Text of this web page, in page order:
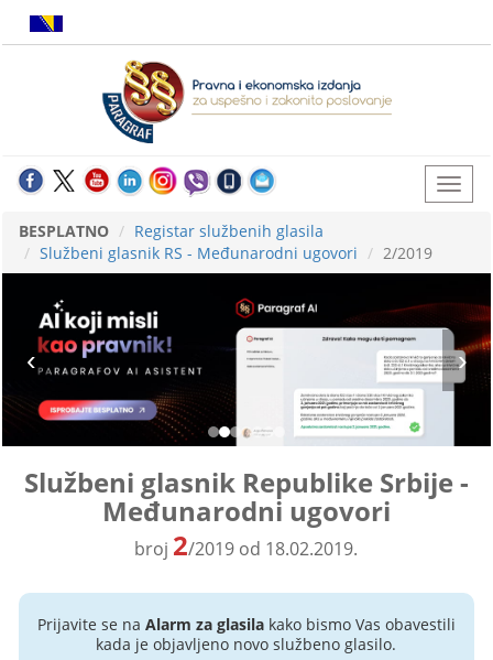
BESPLATNO
Registar službenih glasila
Službeni glasnik RS - Međunarodni ugovori
2/2019
Službeni glasnik Republike Srbije -
Međunarodni ugovori
broj 2/2019 od 18.02.2019.
Prijavite se na Alarm za glasilakako bismo Vas obavestili
kada je objavljeno novo službeno glasilo.